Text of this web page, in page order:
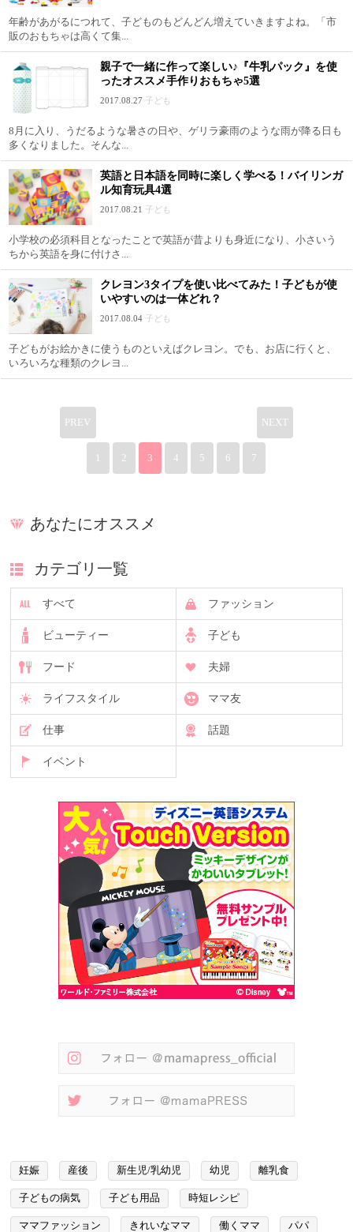
年齢があがるにつれて、子どものもどんどん増えていきますよね。「市
販のおもちゃは高くて集...
親子で一緒に作って楽しい♪『牛乳パック』を使
ったオススメ手作りおもちゃ5選
2017.08.27 子ども
8月に入り、うだるような暑さの日や、ゲリラ豪雨のような雨が降る日も
多くなりました。そんな...
英語と日本語を同時に楽しく学べる！バイリンガ
ル知育玩具4選
2017.08.21 子ども
小学校の必須科目となったことで英語が昔よりも身近になり、小さいう
ちから英語を身に付けさ...
クレヨン3タイプを使い比べてみた！子どもが使
いやすいのは一体どれ？
2017.08.04 子ども
子どもがお絵かきに使うものといえばクレヨン。でも、お店に行くと、
いろいろな種類のクレヨ...
PREV
2 3 4 5 6 7
NEXT
あなたにオススメ
カテゴリ一覧
すべて ファッション
ビューティー 子ども
フード 夫婦
ライフスタイル ママ友
仕事 話題
イベント
妊娠 産後 新生児/乳幼児 幼児 離乳食
子どもの病気 子ども用品 時短レシピ
ママファッション きれいなママ 働くママ パパ